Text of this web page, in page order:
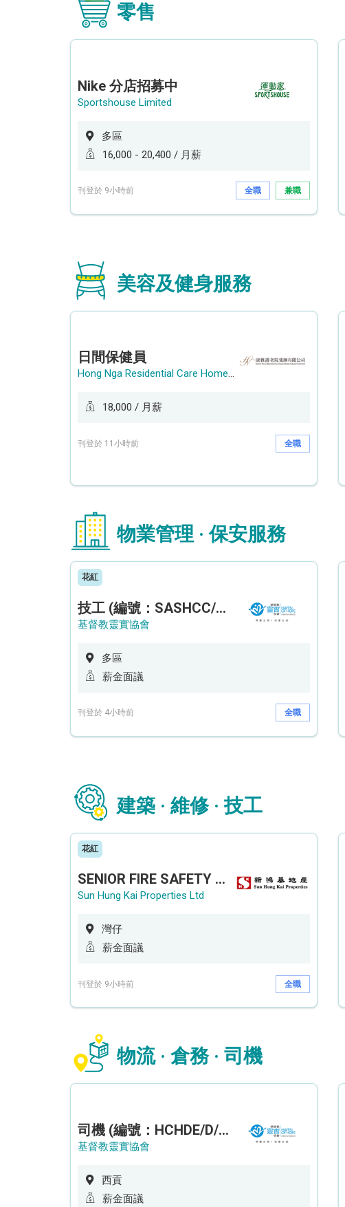
零售
Nike 分店招募中
Sportshouse Limited
多區
16,000 - 20,400 / 月薪
刊登於 9小時前 全職 兼職
美容及健身服務
日間保健員
Hong Nga Residential Care Home Group Limited
18,000 / 月薪
刊登於 11小時前 全職
物業管理 · 保安服務
花紅
技工 (編號：SASHCC/A/CTE)
基督教靈實協會
多區
薪金面議
刊登於 4小時前 全職
建築 · 維修 · 技工
花紅
SENIOR FIRE SAFETY OFFICER / FIRE SAFETY OFFICER
Sun Hung Kai Properties Ltd
灣仔
薪金面議
刊登於 9小時前 全職
物流 · 倉務 · 司機
司機 (編號：HCHDE/D/CTE)
基督教靈實協會
西貢
薪金面議